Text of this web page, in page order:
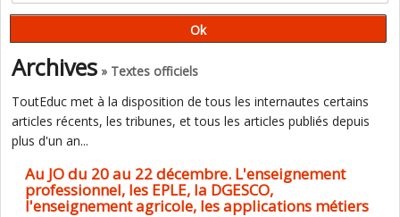
MÉTIERS
Archives » Textes officiels
ToutEduc met à la disposition de tous les internautes certains
articles récents, les tribunes, et tous les articles publiés depuis
plus d'un an...
Au JO du 20 au 22 décembre. L'enseignement
professionnel, les EPLE, la DGESCO,
l'enseignement agricole, les applications métiers